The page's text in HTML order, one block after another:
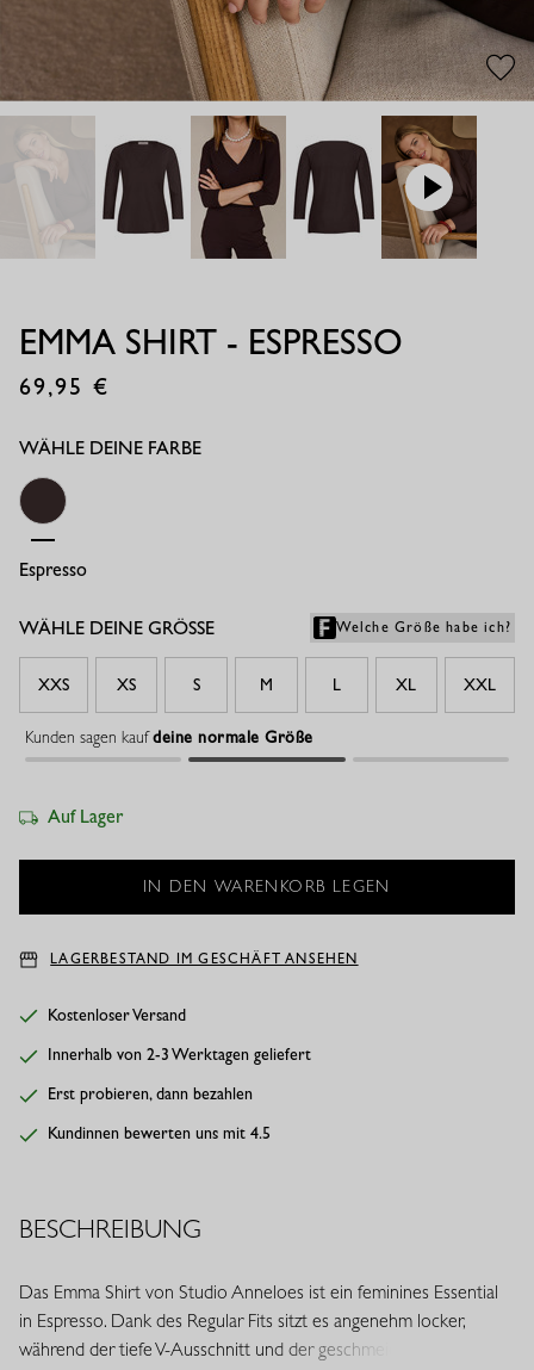
EMMA SHIRT - ESPRESSO
69,95
WÄHLE DEINE FARBE
Espresso
WÄHLE DEINE GRÖSSE Welche Größe habe ich?
XXS XS S M L XL XXL
Kunden sagen kaufdeine normale Größe
Auf Lager
LAGERBESTAND IM GESCHÄFT ANSEHEN
Kostenloser Versand
Innerhalb von 2-3 Werktagen geliefert
Erst probieren, dann bezahlen
Kundinnen bewerten uns mit 4.5
BESCHREIBUNG
Das Emma Shirt von Studio Anneloes ist ein feminines Essential
in Espresso. Dank des Regular Fits sitzt es angenehm locker,
während der tiefe V-Ausschnitt und der geschmeidige Light